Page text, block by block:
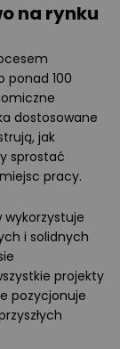
na rynku
ponad 100
dostosowane
jak
sprostać
pracy.
i solidnych
projekty
pozycjonuje